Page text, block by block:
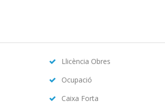
Llicència Obres
Ocupació
Caixa Forta